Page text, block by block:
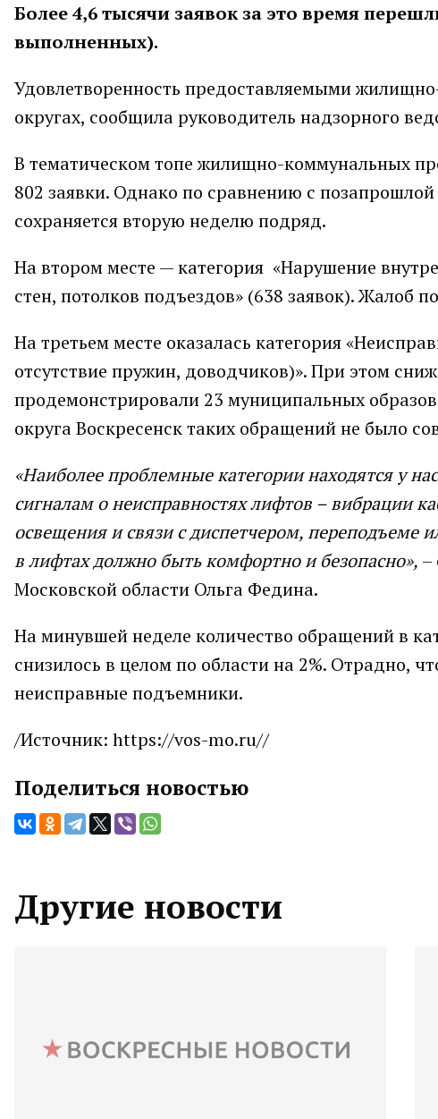
Более 4,6 тысячи заявок за это время
выполненных).
Удовлетворенность предоставляемыми
округах, сообщила руководитель надзорного
В тематическом топе жилищно-коммунальных
802 заявки. Однако по сравнению с
сохраняется вторую неделю подряд.
На втором месте — категория «Нарушение
стен, потолков подъездов» (638 заявок). Жалоб
На третьем месте оказалась категория
отсутствие пружин, доводчиков)». При этом
продемонстрировали 23 муниципальных
округа Воскресенск таких обращений не было
«Наиболее проблемные категории находятся у
сигналам о неисправностях лифтов – вибрации
освещения и связи с диспетчером, переподъеме
в лифтах должно быть комфортно и безопасно», –
Московской области Ольга Федина.
На минувшей неделе количество обращений в
снизилось в целом по области на 2%. Отрадно,
неисправные подъемники.
/Источник: https://vos-mo.ru//
Поделиться новостью
Другие новости